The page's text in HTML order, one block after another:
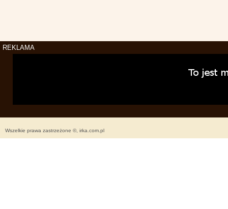
REKLAMA
Wszelkie prawa zastrzeżone ©, irka.com.pl